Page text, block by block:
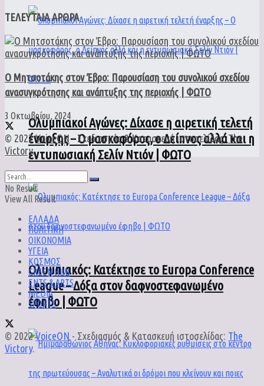
Ολυμπιακοί Αγώνες: Δίχασε η αιρετική τελετή
έναρξης – Ο μασκοφόρος, ο Δείπνος αλλά και η
εντυπωσιακή Σελίν Ντιόν | ΦΩΤΟ
Ολυμπιακός: Κατέκτησε το Europa Conference
League – Δόξα στον δαφνοστεφανωμένο
έφηβο | ΦΩΤΟ
ΤΕΛΕΥΤΑΙΑ ΑΡΘΡΑ
Ο Μητσοτάκης στον Έβρο: Παρουσίαση του συνολικού σχεδίου
ανασυγκρότησης και ανάπτυξης της περιοχής | ΦΩΤΟ
3 Οκτωβρίου, 2024
© 2022VoiceON- Σχεδιασμός & Κατασκευή ιστοσελίδας:The
Victory.
No Result
View All Result
ΕΛΛΑΔΑ
ΠΟΛΙΤΙΚΗ
ΟΙΚΟΝΟΜΙΑ
ΥΓΕΙΑ
ΚΟΣΜΟΣ
GREEN HUB
ENTS & ARTS
MEDIA
SPORTS
© 2022VoiceON - Σχεδιασμός & Κατασκευή ιστοσελίδας: The
Victory.